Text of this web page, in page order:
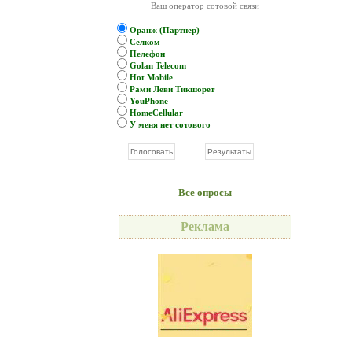
Ваш оператор сотовой связи
Оранж (Партнер)
Селком
Пелефон
Golan Telecom
Hot Mobile
Рами Леви Тикшорет
YouPhone
HomeCellular
У меня нет сотового
Все опросы
Реклама